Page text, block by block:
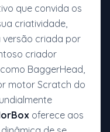
que convida os
criatividade,
versão criada por
criador
BaggerHead,
motor Scratch do
oferece aos